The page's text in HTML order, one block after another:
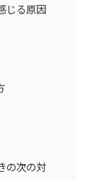
じる原因
の次の対